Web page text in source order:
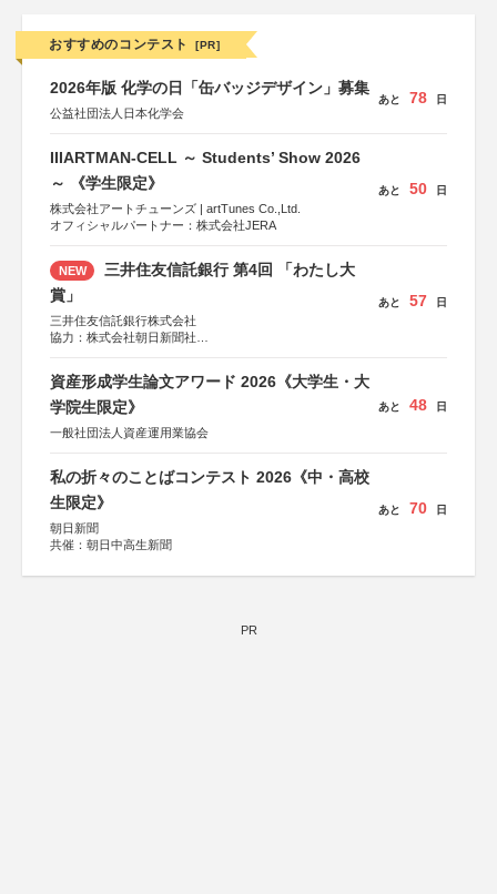
おすすめのコンテスト [PR]
2026年版 化学の日「缶バッジデザイン」募集
公益社団法人日本化学会
あと 78 日
IIIARTMAN-CELL ～ Students’ Show 2026
～ 《学生限定》
株式会社アートチューンズ | artTunes Co.,Ltd.
オフィシャルパートナー：株式会社JERA
あと 50 日
NEW
三井住友信託銀行 第4回 「わたし大
賞」
三井住友信託銀行株式会社
協力：株式会社朝日新聞社
あと 57 日
資産形成学生論文アワード 2026《大学生・大
学院生限定》
一般社団法人資産運用業協会
あと 48 日
私の折々のことばコンテスト 2026《中・高校
生限定》
朝日新聞
共催：朝日中高生新聞
あと 70 日
PR